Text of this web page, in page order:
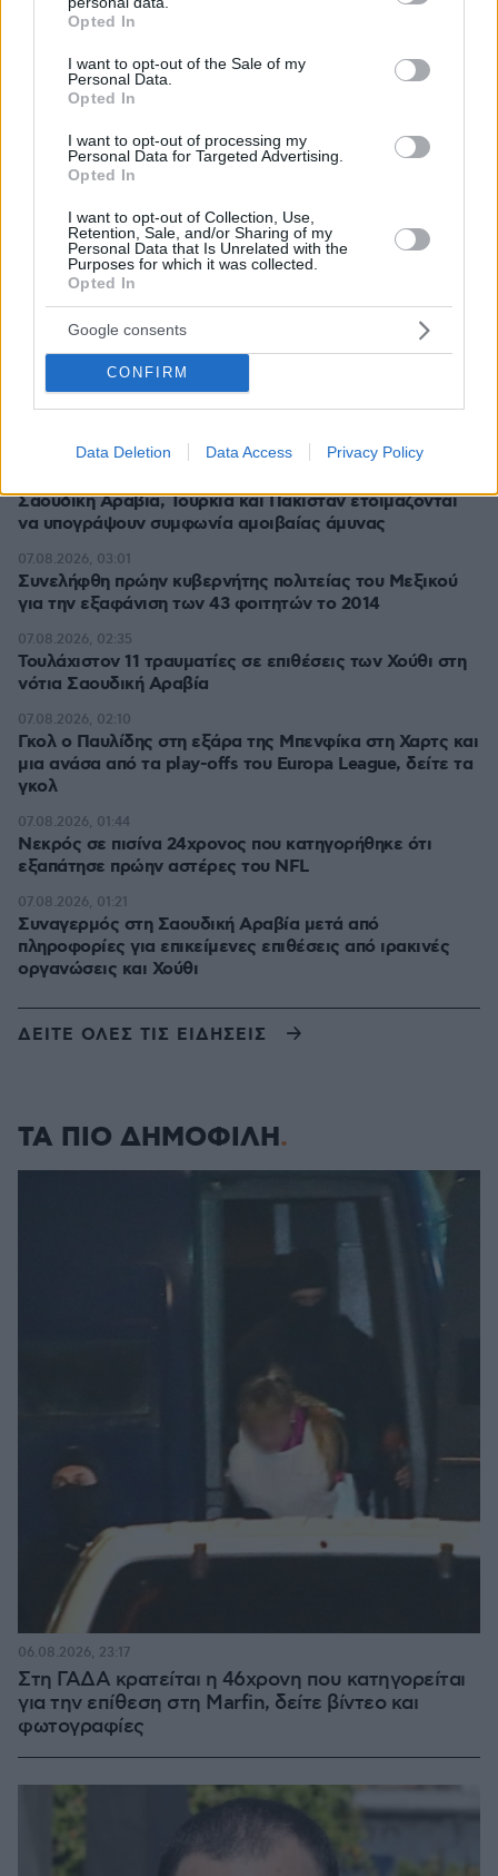
grant or deny consent to Google and its third-party tags to
use your data for below specified purposes in below Google
consent section.
Opted In
I want to opt-out of the Sale of my
Personal Data.
Opted In
I want to opt-out of processing my
Personal Data for Targeted Advertising.
Opted In
I want to opt-out of Collection, Use,
Retention, Sale, and/or Sharing of my
Personal Data that Is Unrelated with the
Purposes for which it was collected.
Opted In
Google consents
CONFIRM
Data Deletion Data Access Privacy Policy
ΡΟΗ ΕΙΔΗΣΕΩΝ
Ειδήσεις
Πέθανε σε ηλικία 26 ετών η influencer Σίντνεϊ Τάουλ
πριν 15 λεπτά
Γαρίδες γιουβέτσι λεμονάτο
πριν μία ώρα
«Έγκλημα πολέμου» ο ισραηλινός βομβαρδισμός που
σκότωσε δημοσιογράφο στον Λίβανο, καταγγέλλουν
τρεις ΜΚΟ
07.08.2026, 04:54
από τη Γερουσία στην Αργεντινή, δείτε βίντεο
Σαουδική Αραβία, Τουρκία και Πακιστάν ετοιμάζονται
να υπογράψουν συμφωνία αμοιβαίας άμυνας
Συνελήφθη πρώην κυβερνήτης πολιτείας του Μεξικού
για την εξαφάνιση των 43 φοιτητών το 2014
07.08.2026, 03:01
Τουλάχιστον 11 τραυματίες σε επιθέσεις των Χούθι στη
νότια Σαουδική Αραβία
07.08.2026, 02:35
Γκολ ο Παυλίδης στη εξάρα της Μπενφίκα στη Χαρτς και
μια ανάσα από τα play-offs του Europa League, δείτε τα
γκολ
07.08.2026, 02:10
Νεκρός σε πισίνα 24χρονος που κατηγορήθηκε ότι
εξαπάτησε πρώην αστέρες του NFL
07.08.2026, 01:44
Συναγερμός στη Σαουδική Αραβία μετά από
πληροφορίες για επικείμενες επιθέσεις από ιρακινές
οργανώσεις και Χούθι
07.08.2026, 01:21
ΔΕΙΤΕ ΟΛΕΣ ΤΙΣ ΕΙΔΗΣΕΙΣ
ΤΑ ΠΙΟ ΔΗΜΟΦΙΛΗ
Στη ΓΑΔΑ κρατείται η 46χρονη που κατηγορείται
για την επίθεση στη Marfin, δείτε βίντεο και
φωτογραφίες
06.08.2026, 23:17